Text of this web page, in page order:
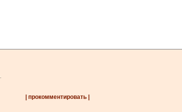
| прокомментировать |